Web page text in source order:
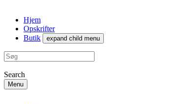
Hjem
Opskrifter
Butik
expand child menu
Search
Menu